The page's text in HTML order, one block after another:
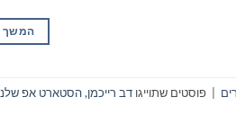
המשך
פוסטים שתוייגו דב רייכמן,הסטארט אפ